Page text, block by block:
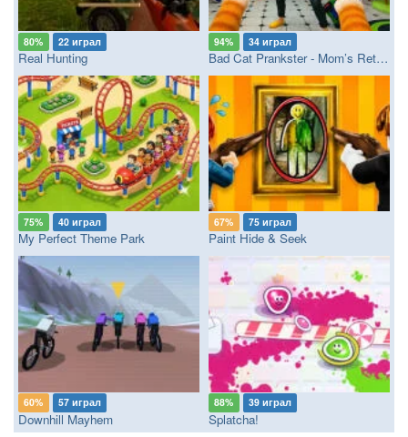
80% 22 играл
Real Hunting
94% 34 играл
Bad Cat Prankster - Mom’s Return
75% 40 играл
My Perfect Theme Park
67% 75 играл
Paint Hide & Seek
60% 57 играл
Downhill Mayhem
88% 39 играл
Splatcha!